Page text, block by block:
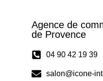
Agence de
de Provence
04 90 42 19 39
salon@icone-